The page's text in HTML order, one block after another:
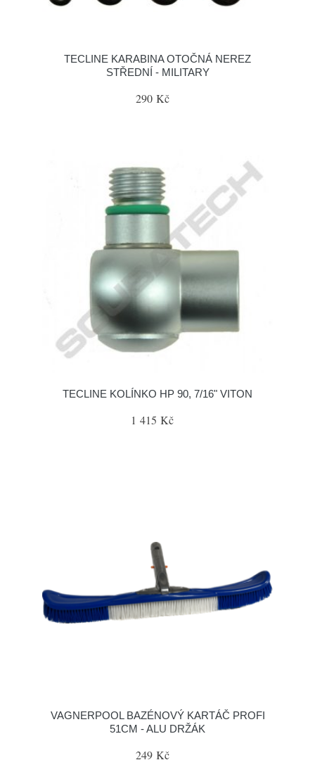
TECLINE KARABINA OTOČNÁ NEREZ
STŘEDNÍ - MILITARY
290 Kč
TECLINE KOLÍNKO HP 90, 7/16" VITON
1 415 Kč
VAGNERPOOL BAZÉNOVÝ KARTÁČ PROFI
51CM - ALU DRŽÁK
249 Kč